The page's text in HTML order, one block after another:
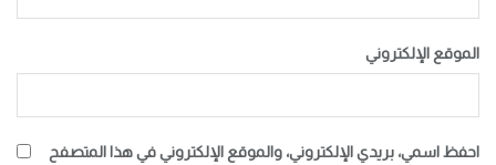
الموقع الإلكتروني
احفظ اسمي، بريدي الإلكتروني، والموقع الإلكتروني في هذا المتصفح